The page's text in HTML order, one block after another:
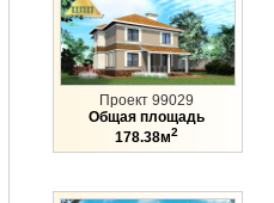
Проект 99029
Общая площадь
178.38м2